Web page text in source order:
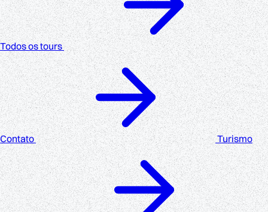
Todos os tours
Contato Turismo